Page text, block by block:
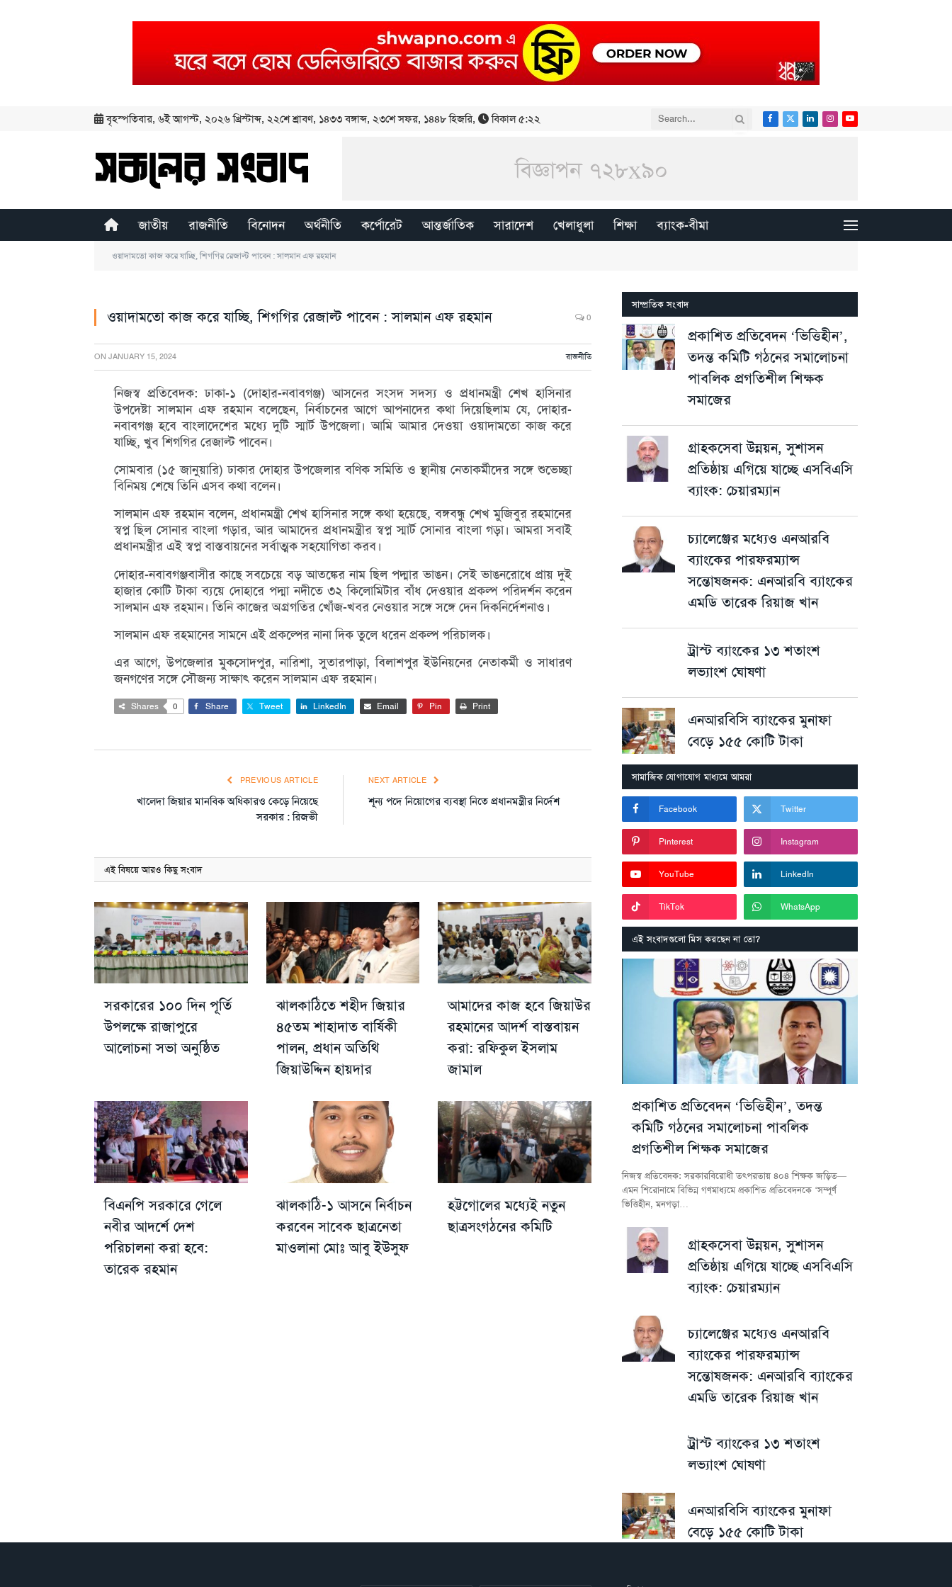
বৃহস্পতিবার, ৬ই আগস্ট, ২০২৬ খ্রিস্টাব্দ, ২২শে শ্রাবণ, ১৪৩৩ বঙ্গাব্দ, ২৩শে সফর, ১৪৪৮ হিজরি, বিকাল ৫:২২ Facebook
X
LinkedInInstagram
YouTube
জাতীয় রাজনীতি বিনোদন অর্থনীতি কর্পোরেট আন্তর্জাতিক সারাদেশ খেলাধুলা শিক্ষা ব্যাংক-বীমা
ওয়াদামতো কাজ করে যাচ্ছি, শিগগির রেজাল্ট পাবেন : সালমান এফ রহমান
ওয়াদামতো কাজ করে যাচ্ছি, শিগগির রেজাল্ট পাবেন : সালমান এফ রহমান 0
ON JANUARY 15, 2024 রাজনীতি
নিজস্ব প্রতিবেদক: ঢাকা-১ (দোহার-নবাবগঞ্জ) আসনের সংসদ সদস্য ও প্রধানমন্ত্রী শেখ হাসিনার
উপদেষ্টা সালমান এফ রহমান বলেছেন, নির্বাচনের আগে আপনাদের কথা দিয়েছিলাম যে, দোহার-
নবাবগঞ্জ হবে বাংলাদেশের মধ্যে দুটি স্মার্ট উপজেলা। আমি আমার দেওয়া ওয়াদামতো কাজ করে
যাচ্ছি, খুব শিগগির রেজাল্ট পাবেন।
সোমবার (১৫ জানুয়ারি) ঢাকার দোহার উপজেলার বণিক সমিতি ও স্থানীয় নেতাকর্মীদের সঙ্গে শুভেচ্ছা
বিনিময় শেষে তিনি এসব কথা বলেন।
সালমান এফ রহমান বলেন, প্রধানমন্ত্রী শেখ হাসিনার সঙ্গে কথা হয়েছে, বঙ্গবন্ধু শেখ মুজিবুর রহমানের
স্বপ্ন ছিল সোনার বাংলা গড়ার, আর আমাদের প্রধানমন্ত্রীর স্বপ্ন স্মার্ট সোনার বাংলা গড়া। আমরা সবাই
প্রধানমন্ত্রীর এই স্বপ্ন বাস্তবায়নের সর্বাত্মক সহযোগিতা করব।
দোহার-নবাবগঞ্জবাসীর কাছে সবচেয়ে বড় আতঙ্কের নাম ছিল পদ্মার ভাঙন। সেই ভাঙনরোধে প্রায় দুই
হাজার কোটি টাকা ব্যয়ে দোহারে পদ্মা নদীতে ৩২ কিলোমিটার বাঁধ দেওয়ার প্রকল্প পরিদর্শন করেন
সালমান এফ রহমান। তিনি কাজের অগ্রগতির খোঁজ-খবর নেওয়ার সঙ্গে সঙ্গে দেন দিকনির্দেশনাও।
সালমান এফ রহমানের সামনে এই প্রকল্পের নানা দিক তুলে ধরেন প্রকল্প পরিচালক।
এর আগে, উপজেলার মুকসোদপুর, নারিশা, সুতারপাড়া, বিলাশপুর ইউনিয়নের নেতাকর্মী ও সাধারণ
জনগণের সঙ্গে সৌজন্য সাক্ষাৎ করেন সালমান এফ রহমান।
Shares 0 Share Tweet LinkedIn Email Pin Print
PREVIOUS ARTICLE
খালেদা জিয়ার মানবিক অধিকারও কেড়ে নিয়েছে
সরকার : রিজভী
NEXT ARTICLE
শূন্য পদে নিয়োগের ব্যবস্থা নিতে প্রধানমন্ত্রীর নির্দেশ
এই বিষয়ে আরও কিছু সংবাদ
সরকারের ১০০ দিন পূর্তি
উপলক্ষে রাজাপুরে
আলোচনা সভা অনুষ্ঠিত
ঝালকাঠিতে শহীদ জিয়ার
৪৫তম শাহাদাত বার্ষিকী
পালন, প্রধান অতিথি
জিয়াউদ্দিন হায়দার
আমাদের কাজ হবে জিয়াউর
রহমানের আদর্শ বাস্তবায়ন
করা: রফিকুল ইসলাম
জামাল
বিএনপি সরকারে গেলে
নবীর আদর্শে দেশ
পরিচালনা করা হবে:
তারেক রহমান
ঝালকাঠি-১ আসনে নির্বাচন
করবেন সাবেক ছাত্রনেতা
মাওলানা মোঃ আবু ইউসুফ
হট্টগোলের মধ্যেই নতুন
ছাত্রসংগঠনের কমিটি
সাম্প্রতিক সংবাদ
প্রকাশিত প্রতিবেদন ‘ভিত্তিহীন’,
তদন্ত কমিটি গঠনের সমালোচনা
পাবলিক প্রগতিশীল শিক্ষক
সমাজের
গ্রাহকসেবা উন্নয়ন, সুশাসন
প্রতিষ্ঠায় এগিয়ে যাচ্ছে এসবিএসি
ব্যাংক: চেয়ারম্যান
চ্যালেঞ্জের মধ্যেও এনআরবি
ব্যাংকের পারফরম্যান্স
সন্তোষজনক: এনআরবি ব্যাংকের
এমডি তারেক রিয়াজ খান
ট্রাস্ট ব্যাংকের ১৩ শতাংশ
লভ্যাংশ ঘোষণা
এনআরবিসি ব্যাংকের মুনাফা
বেড়ে ১৫৫ কোটি টাকা
সামাজিক যোগাযোগ মাধ্যমে আমরা
Facebook Twitter
Pinterest Instagram
YouTube LinkedIn
TikTok WhatsApp
এই সংবাদগুলো মিস করছেন না তো?
প্রকাশিত প্রতিবেদন ‘ভিত্তিহীন’, তদন্ত
কমিটি গঠনের সমালোচনা পাবলিক
প্রগতিশীল শিক্ষক সমাজের
নিজস্ব প্রতিবেদক: সরকারবিরোধী তৎপরতায় ৪০৪ শিক্ষক জড়িত—
এমন শিরোনামে বিভিন্ন গণমাধ্যমে প্রকাশিত প্রতিবেদনকে ‘সম্পূর্ণ
ভিত্তিহীন, মনগড়া…
গ্রাহকসেবা উন্নয়ন, সুশাসন
প্রতিষ্ঠায় এগিয়ে যাচ্ছে এসবিএসি
ব্যাংক: চেয়ারম্যান
চ্যালেঞ্জের মধ্যেও এনআরবি
ব্যাংকের পারফরম্যান্স
সন্তোষজনক: এনআরবি ব্যাংকের
এমডি তারেক রিয়াজ খান
ট্রাস্ট ব্যাংকের ১৩ শতাংশ
লভ্যাংশ ঘোষণা
এনআরবিসি ব্যাংকের মুনাফা
বেড়ে ১৫৫ কোটি টাকা